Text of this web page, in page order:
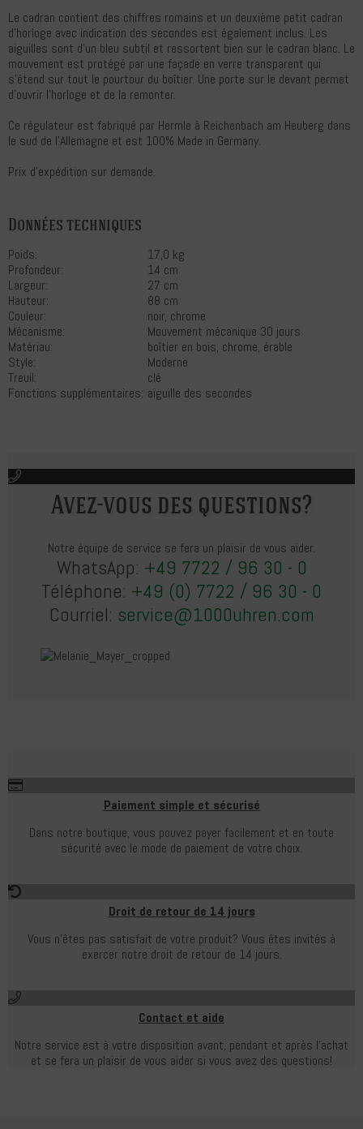
Le cadran contient des chiffres romains et un deuxième petit cadran
d'horloge avec indication des secondes est également inclus. Les
aiguilles sont d'un bleu subtil et ressortent bien sur le cadran blanc. Le
mouvement est protégé par une façade en verre transparent qui
s'étend sur tout le pourtour du boîtier. Une porte sur le devant permet
d'ouvrir l'horloge et de la remonter.
Ce régulateur est fabriqué par Hermle à Reichenbach am Heuberg dans
le sud de l'Allemagne et est 100% Made in Germany.
Prix d'expédition sur demande.
Données techniques
Poids:
17,0 kg
Profondeur:
14 cm
Largeur:
27 cm
Hauteur:
88 cm
Couleur:
noir, chrome
Mécanisme:
Mouvement mécanique 30 jours
Matériau:
boîtier en bois, chrome, érable
Style:
Moderne
Treuil:
clé
Fonctions supplémentaires: aiguille des secondes
Avez-vous des questions?
Notre équipe de service se fera un plaisir de vous aider.
WhatsApp: +49 7722 / 96 30 - 0
Téléphone: +49 (0) 7722 / 96 30 - 0
Courriel: service@1000uhren.com
Paiement simple et sécurisé
Dans notre boutique, vous pouvez payer facilement et en toute
sécurité avec le mode de paiement de votre choix.
Droit de retour de 14 jours
Vous n'êtes pas satisfait de votre produit? Vous êtes invités à
exercer notre droit de retour de 14 jours.
Contact et aide
Notre service est à votre disposition avant, pendant et après l'achat
et se fera un plaisir de vous aider si vous avez des questions!